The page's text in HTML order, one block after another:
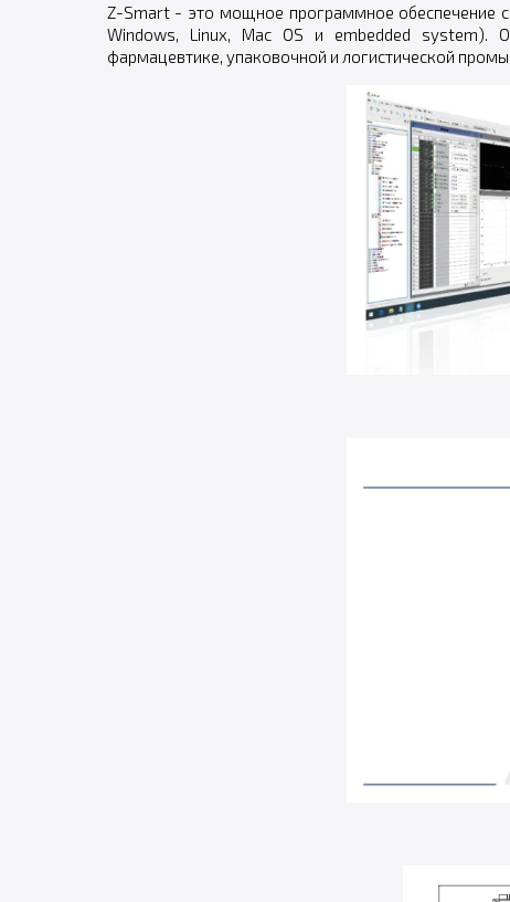
Z-Smart - это мощное программное обеспечение
Windows, Linux, Mac OS и embedded system).
фармацевтике, упаковочной и логистической